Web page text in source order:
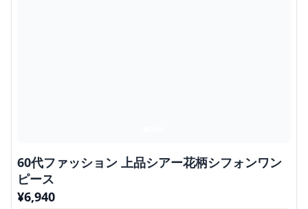
60代ファッション 上品シアー花柄シフォンワン
ピース
¥6,940